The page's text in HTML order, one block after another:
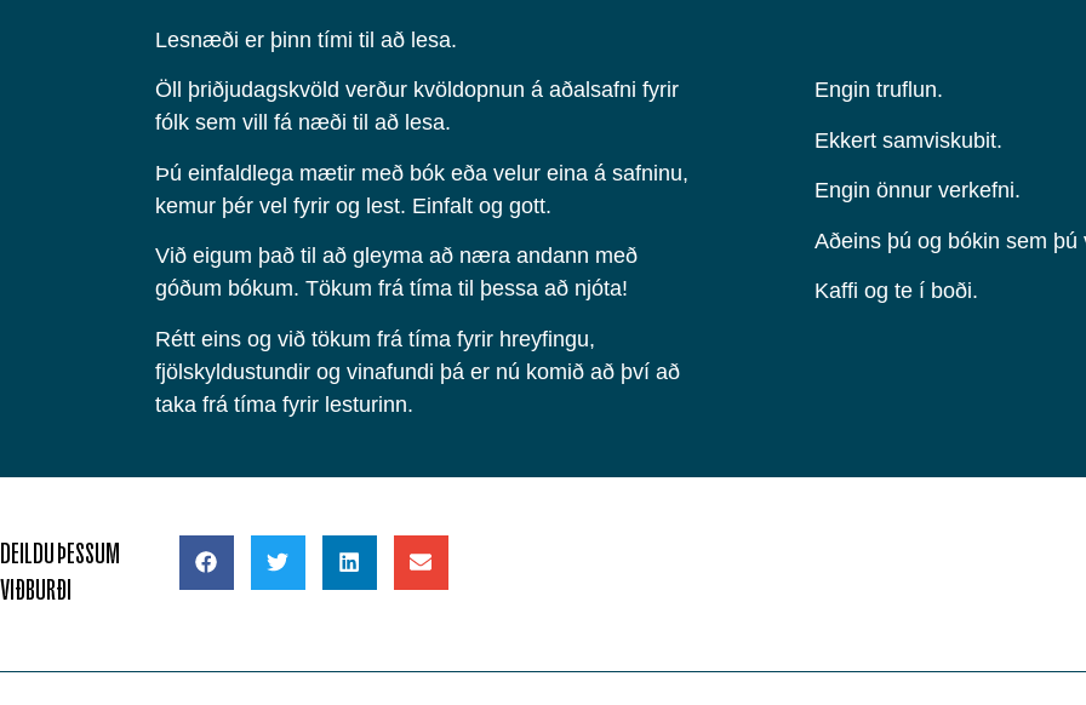
Lesnæði er þinn tími til að lesa.
Öll þriðjudagskvöld verður kvöldopnun á aðalsafni fyrir
fólk sem vill fá næði til að lesa.
Þú einfaldlega mætir með bók eða velur eina á safninu,
kemur þér vel fyrir og lest. Einfalt og gott.
Við eigum það til að gleyma að næra andann með
góðum bókum. Tökum frá tíma til þessa að njóta!
Rétt eins og við tökum frá tíma fyrir hreyfingu,
fjölskyldustundir og vinafundi þá er nú komið að því að
taka frá tíma fyrir lesturinn.
Engin truflun.
Ekkert samviskubit.
Engin önnur verkefni.
Aðeins þú og bókin sem þú
Kaffi og te í boði.
DEILDU ÞESSUM
VIÐBURÐI